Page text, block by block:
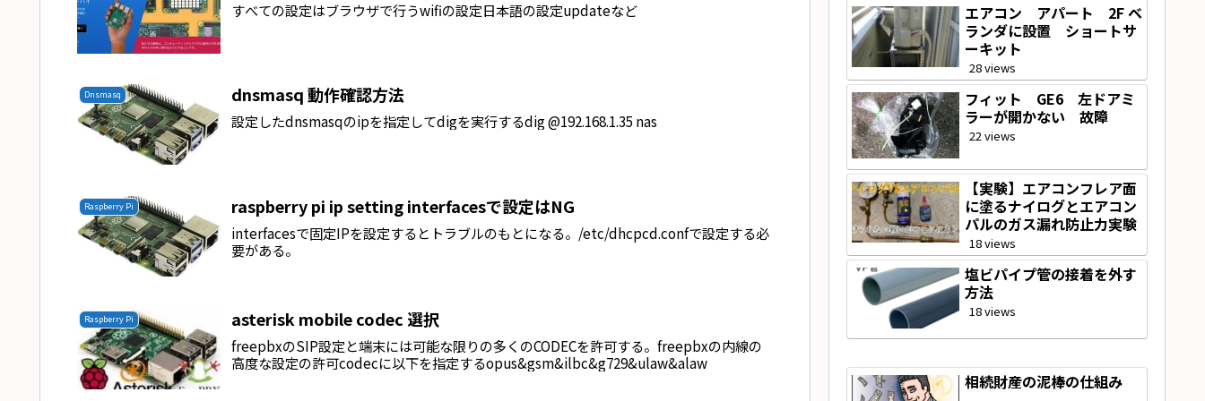
すべての設定はブラウザで行うwifiの設定日本語の設定updateなど
Dnsmasq dnsmasq 動作確認方法
設定したdnsmasqのipを指定してdigを実行するdig @192.168.1.35 nas
Raspberry Pi raspberry pi ip setting interfacesで設定はNG
interfacesで固定IPを設定するとトラブルのもとになる。/etc/dhcpcd.confで設定する必
要がある。
Raspberry Pi asterisk mobile codec 選択
freepbxのSIP設定と端末には可能な限りの多くのCODECを許可する。freepbxの内線の
高度な設定の許可codecに以下を指定するopus&gsm&ilbc&g729&ulaw&alaw
エアコン アパート 2F ベ
ランダに設置 ショートサ
ーキット
28 views
フィット GE6 左ドアミ
ラーが開かない 故障
22 views
【実験】エアコンフレア面
に塗るナイログとエアコン
パルのガス漏れ防止力実験
18 views
塩ビパイプ管の接着を外す
方法
18 views
相続財産の泥棒の仕組み